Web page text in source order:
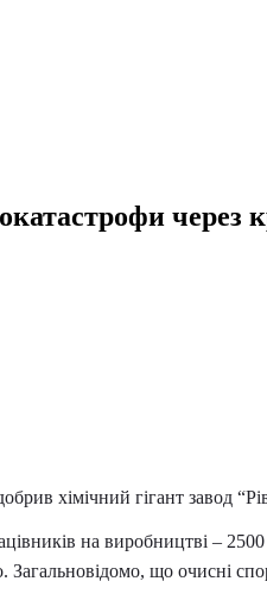
через
хімічний гігант завод
на виробництві –
що очисні